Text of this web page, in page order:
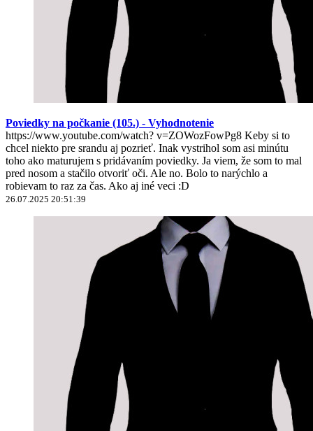
Poviedky na počkanie (105.) - Vyhodnotenie
https://www.youtube.com/watch? v=ZOWozFowPg8 Keby si to
chcel niekto pre srandu aj pozrieť. Inak vystrihol som asi minútu
toho ako maturujem s pridávaním poviedky. Ja viem, že som to mal
pred nosom a stačilo otvoriť oči. Ale no. Bolo to narýchlo a
robievam to raz za čas. Ako aj iné veci :D
26.07.2025 20:51:39